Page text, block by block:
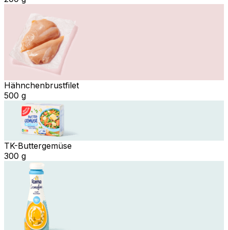
Hähnchenbrustfilet
500 g
TK-Buttergemüse
300 g